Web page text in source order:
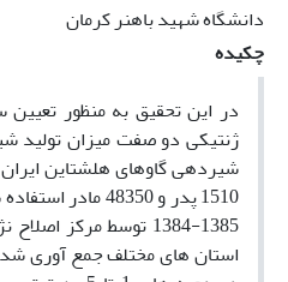
دانشگاه شهید باهنر کرمان
چکیده
در این تحقیق به منظور
ژنتیکی دو صفت میزان تولید
1510 پدر و 48350
استان های مختلف جمع آوری